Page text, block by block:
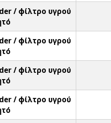
/ φίλτρο υγρού
/ φίλτρο υγρού
/ φίλτρο υγρού
/ φίλτρο υγρού